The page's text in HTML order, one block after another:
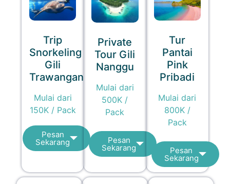
Trip
Snorkeling
Gili
Trawangan
Mulai dari
150K / Pack
Pesan
Sekarang
Private
Tour Gili
Nanggu
Mulai dari
500K /
Pack
Pesan
Sekarang
Tur
Pantai
Pink
Pribadi
Mulai dari
800K /
Pack
Pesan
Sekarang